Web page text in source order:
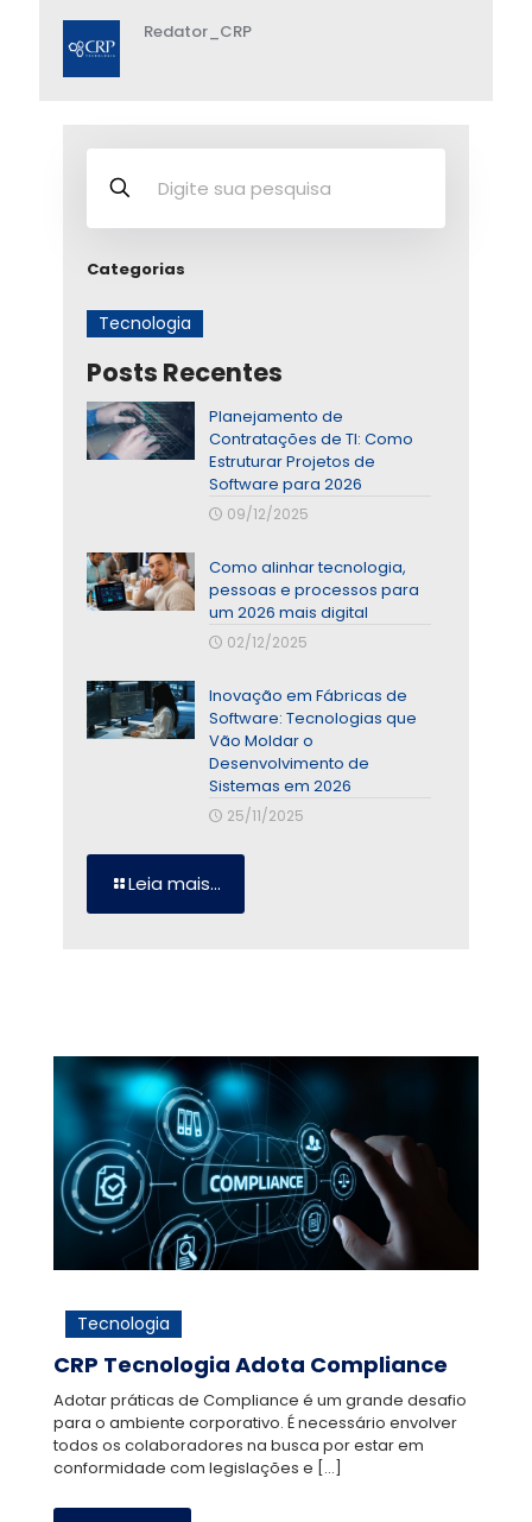
Redator_CRP
Categorias
Tecnologia
Posts Recentes
Planejamento de
Contratações de TI: Como
Estruturar Projetos de
Software para 2026
09/12/2025
Como alinhar tecnologia,
pessoas e processos para
um 2026 mais digital
02/12/2025
Inovação em Fábricas de
Software: Tecnologias que
Vão Moldar o
Desenvolvimento de
Sistemas em 2026
25/11/2025
Leia mais...
Tecnologia
CRP Tecnologia Adota Compliance
Adotar práticas de Compliance é um grande desafio
para o ambiente corporativo. É necessário envolver
todos os colaboradores na busca por estar em
conformidade com legislações e […]